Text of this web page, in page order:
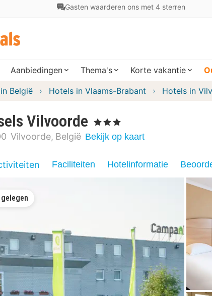
Gasten waarderen ons met 4 sterren
Aanbiedingen Thema's Korte vakantie
België Hotels in Vlaams-Brabant Hotels in
Vilvoorde , 3 Sterren
Vilvoorde België Bekijk op kaart
Faciliteiten Hotelinformatie